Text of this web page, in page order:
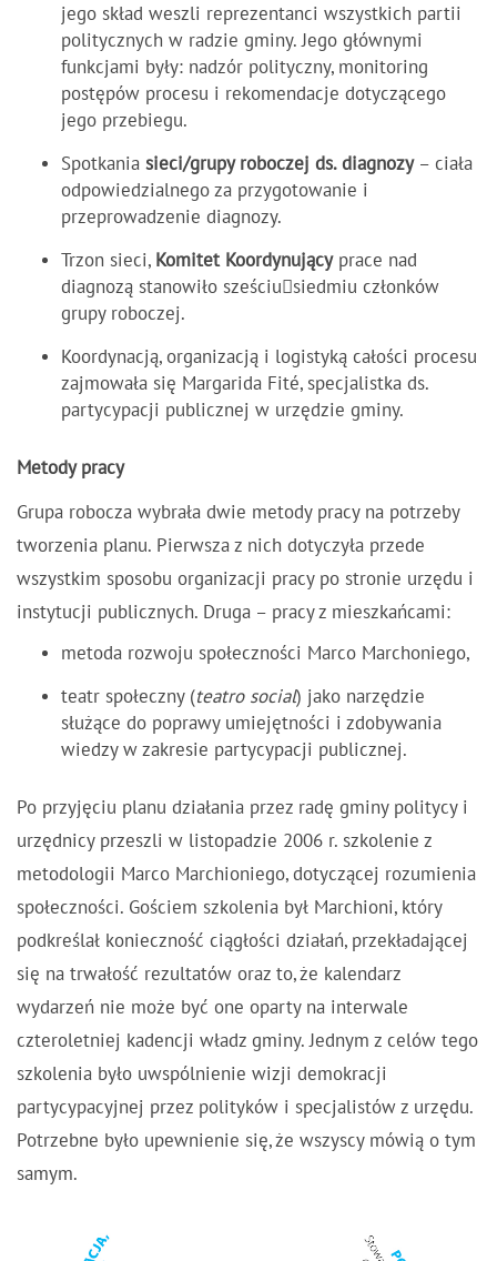
jego skład weszli reprezentanci wszystkich partii
politycznych w radzie gminy. Jego głównymi
funkcjami były: nadzór polityczny, monitoring
postępów procesu i rekomendacje dotyczącego
jego przebiegu.
Spotkania sieci/grupy roboczej ds. diagnozy– ciała
odpowiedzialnego za przygotowanie i
przeprowadzenie diagnozy.
Trzon sieci, Komitet Koordynującyprace nad
diagnozą stanowiło sześciusiedmiu członków
grupy roboczej.
Koordynacją, organizacją i logistyką całości procesu
zajmowała się Margarida Fité, specjalistka ds.
partycypacji publicznej w urzędzie gminy.
Metody pracy
Grupa robocza wybrała dwie metody pracy na potrzeby
tworzenia planu. Pierwsza z nich dotyczyła przede
wszystkim sposobu organizacji pracy po stronie urzędu i
instytucji publicznych. Druga – pracy z mieszkańcami:
metoda rozwoju społeczności Marco Marchoniego,
teatr społeczny (teatro social) jako narzędzie
służące do poprawy umiejętności i zdobywania
wiedzy w zakresie partycypacji publicznej.
Po przyjęciu planu działania przez radę gminy politycy i
urzędnicy przeszli w listopadzie 2006 r. szkolenie z
metodologii Marco Marchioniego, dotyczącej rozumienia
społeczności. Gościem szkolenia był Marchioni, który
podkreślał konieczność ciągłości działań, przekładającej
się na trwałość rezultatów oraz to, że kalendarz
wydarzeń nie może być one oparty na interwale
czteroletniej kadencji władz gminy. Jednym z celów tego
szkolenia było uwspólnienie wizji demokracji
partycypacyjnej przez polityków i specjalistów z urzędu.
Potrzebne było upewnienie się, że wszyscy mówią o tym
samym.